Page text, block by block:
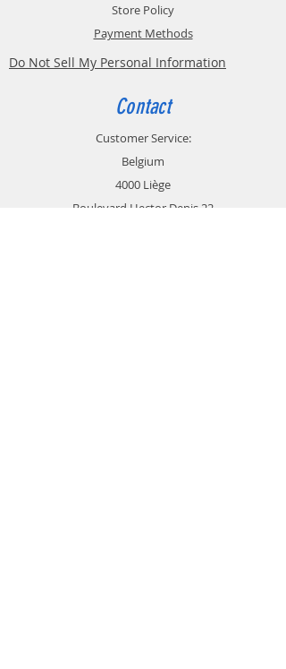
Store Policy
Payment Methods
Do Not Sell My Personal Information
Contact
Customer Service:
Belgium
4000 Liège
Boulevard Hector Denis 22